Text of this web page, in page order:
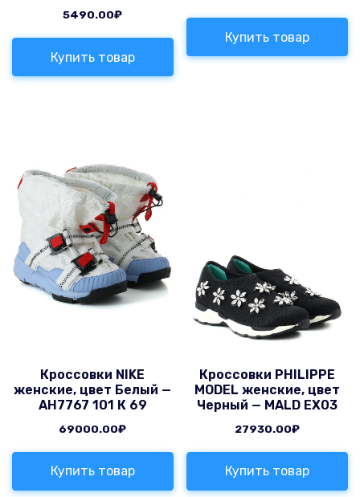
5490.00₽
Купить товар
Купить товар
Кроссовки NIKE
женские, цвет Белый —
AH7767 101 К 69
69000.00₽
Купить товар
Кроссовки PHILIPPE
MODEL женские, цвет
Черный — MALD EX03
27930.00₽
Купить товар